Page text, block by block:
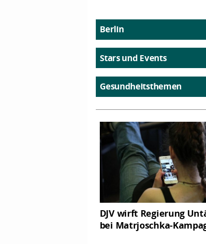
Berlin
Stars und Events
Gesundheitsthemen
DJV wirft Regierung
bei Matrjoschka-